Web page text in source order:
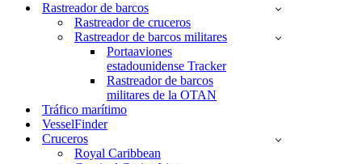
navegaciónRastreador de barcos
Rastreador de cruceros
Rastreador de barcos militares
Portaaviones
estadounidense Tracker
Rastreador de barcos
militares de la OTAN
Tráfico marítimo
VesselFinder
Cruceros
Royal Caribbean